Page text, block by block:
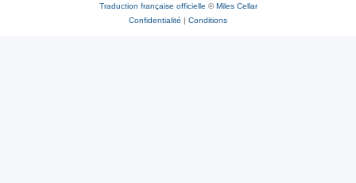
Traduction française officielle ©Miles Cellar
Confidentialité | Conditions